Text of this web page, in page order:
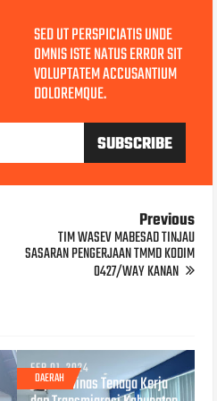
SED UT PERSPICIATIS UNDE
OMNIS ISTE NATUS ERROR SIT
VOLUPTATEM ACCUSANTIUM
DOLOREMQUE.
Previous
TIM WASEV MABESAD TINJAU
SASARAN PENGERJAAN TMMD KODIM
0427/WAY KANAN
DAERAH
FEB 01, 2024
Kepala Dinas Tenaga Kerja